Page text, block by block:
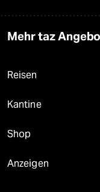
Mehr taz
Reisen
Kantine
Shop
Anzeigen